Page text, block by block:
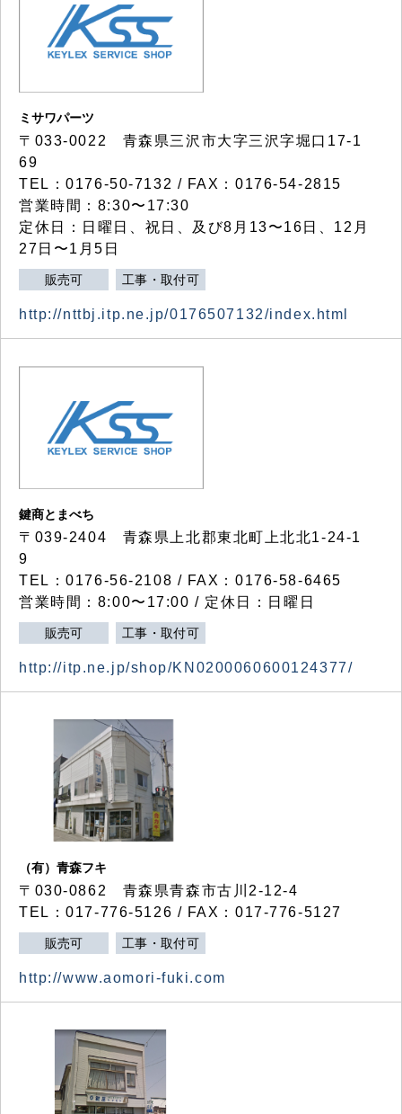
ミサワパーツ
〒033-0022 青森県三沢市大字三沢字堀口17-1
69
TEL：0176-50-7132 / FAX：0176-54-2815
営業時間：8:30〜17:30
定休日：日曜日、祝日、及び8月13〜16日、12月
27日〜1月5日
販売可 工事・取付可
http://nttbj.itp.ne.jp/0176507132/index.html
鍵商とまべち
〒039-2404 青森県上北郡東北町上北北1-24-1
9
TEL：0176-56-2108 / FAX：0176-58-6465
営業時間：8:00〜17:00 / 定休日：日曜日
販売可 工事・取付可
http://itp.ne.jp/shop/KN0200060600124377/
（有）青森フキ
〒030-0862 青森県青森市古川2-12-4
TEL：017-776-5126 / FAX：017-776-5127
販売可 工事・取付可
http://www.aomori-fuki.com